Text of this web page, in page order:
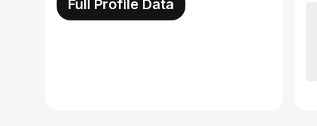
Full Profile Data